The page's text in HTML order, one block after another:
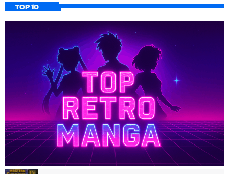
TOP 10